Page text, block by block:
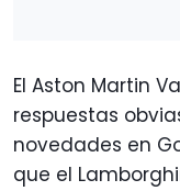
El Aston Martin
respuestas
novedades en
que el